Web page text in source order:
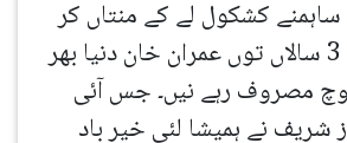
کشکول لے کے منتاں کر
رہے نیں۔ ساڈھے 3 سالاں توں عمران خان دنیا بھر
مصروف رہے نیں۔ جس آئی
شریف نے ہمیشا لئی خیر باد